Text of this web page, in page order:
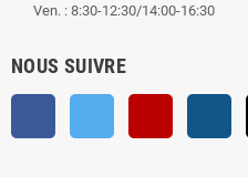
Ven. : 8:30-12:30/14:00-16:30
NOUS SUIVRE
Facebook Twitter YouTube